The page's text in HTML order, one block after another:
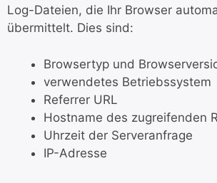
Log-Dateien, die Ihr Browser
übermittelt. Dies sind:
Browsertyp und
verwendetes Betriebssystem
Referrer URL
Hostname des zugreifenden
Uhrzeit der Serveranfrage
IP-Adresse